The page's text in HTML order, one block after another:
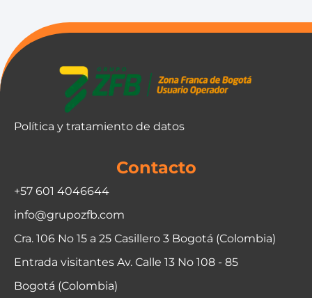
Política y tratamiento de datos
Contacto
+57 601 4046644
info@grupozfb.com
Cra. 106 No 15 a 25 Casillero 3 Bogotá (Colombia)
Entrada visitantes Av. Calle 13 No 108 - 85
Bogotá (Colombia)